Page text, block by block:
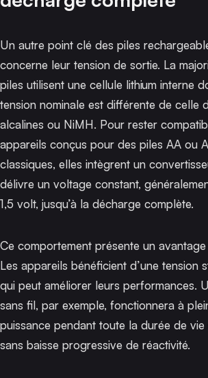
Un autre point clé des piles
concerne leur tension de sortie. La
piles utilisent une cellule lithium interne
tension nominale est différente de celle
alcalines ou NiMH. Pour rester
appareils conçus pour des piles AA ou
classiques, elles intègrent un
délivre un voltage constant,
1,5 volt, jusqu’à la décharge complète.
Ce comportement présente un avantage
Les appareils bénéficient d’une tension
qui peut améliorer leurs performances.
sans fil, par exemple, fonctionnera à
puissance pendant toute la durée de vie
sans baisse progressive de réactivité.